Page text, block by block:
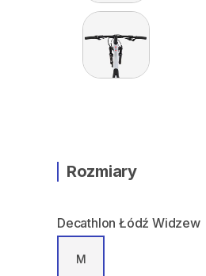
Rozmiary
Decathlon Łódź Widzew
M